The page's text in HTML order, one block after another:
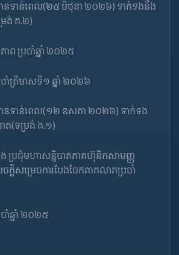
ានទាន់ពេល(២៥ មិថុនា ២០២៦) ទាក់ទងនឹង
រង់ គ.២)
ព ប្រចាំឆ្នាំ ២០២៥
ាំ​ត្រីមាសទី១ ឆ្នាំ ២០២៦
ានទាន់ពេល(១២ ឧសភា ២០២៦) ទាក់ទង
(ទម្រង់ ង.១)
ប្រជុំមហាសន្និបាតភាគហ៊ុនិកសាមញ្ញ
តីសម្រេចការបែងចែកភាគលាភប្រចាំ
ាំ​ឆ្នាំ ២០២៥